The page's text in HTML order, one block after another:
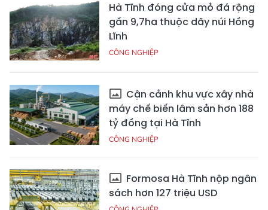
Hà Tĩnh đóng cửa mỏ đá rộng
gần 9,7ha thuộc dãy núi Hồng
Lĩnh
CÔNG NGHIỆP
Cận cảnh khu vực xây nhà
máy chế biến lâm sản hơn 188
tỷ đồng tại Hà Tĩnh
CÔNG NGHIỆP
Formosa Hà Tĩnh nộp ngân
sách hơn 127 triệu USD